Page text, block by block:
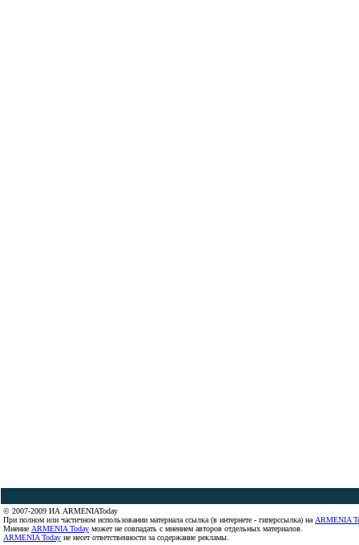
© 2007-2009 ИА ARMENIAToday
При полном или частичном использовании материала ссылка (в интернете - гиперссылка) на ARMENIA
Мнение ARMENIA Today может не совпадать с мнением авторов отдельных материалов.
ARMENIA Today не несет ответственности за содержание рекламы.